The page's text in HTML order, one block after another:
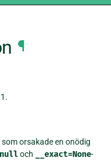
¶
orsakade en onödig
och __exact=None-